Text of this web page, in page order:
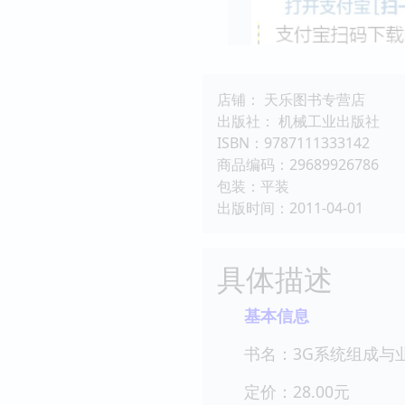
店铺： 天乐图书专营店
出版社： 机械工业出版社
ISBN：9787111333142
商品编码：29689926786
包装：平装
出版时间：2011-04-01
具体描述
基本信息
书名：3G系统组成与
定价：28.00元